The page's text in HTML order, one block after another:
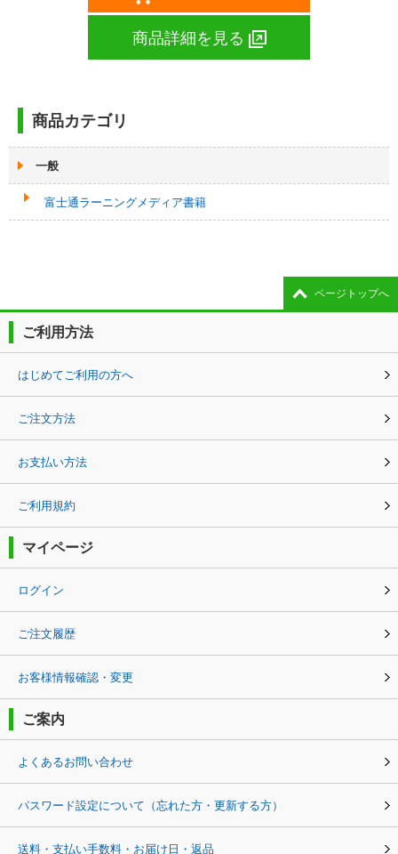
商品詳細を見る
商品カテゴリ
一般
富士通ラーニングメディア書籍
ページトップへ
ご利用方法
はじめてご利用の方へ
ご注文方法
お支払い方法
ご利用規約
マイページ
ログイン
ご注文履歴
お客様情報確認・変更
ご案内
よくあるお問い合わせ
パスワード設定について（忘れた方・更新する方）
送料・支払い手数料・お届け日・返品